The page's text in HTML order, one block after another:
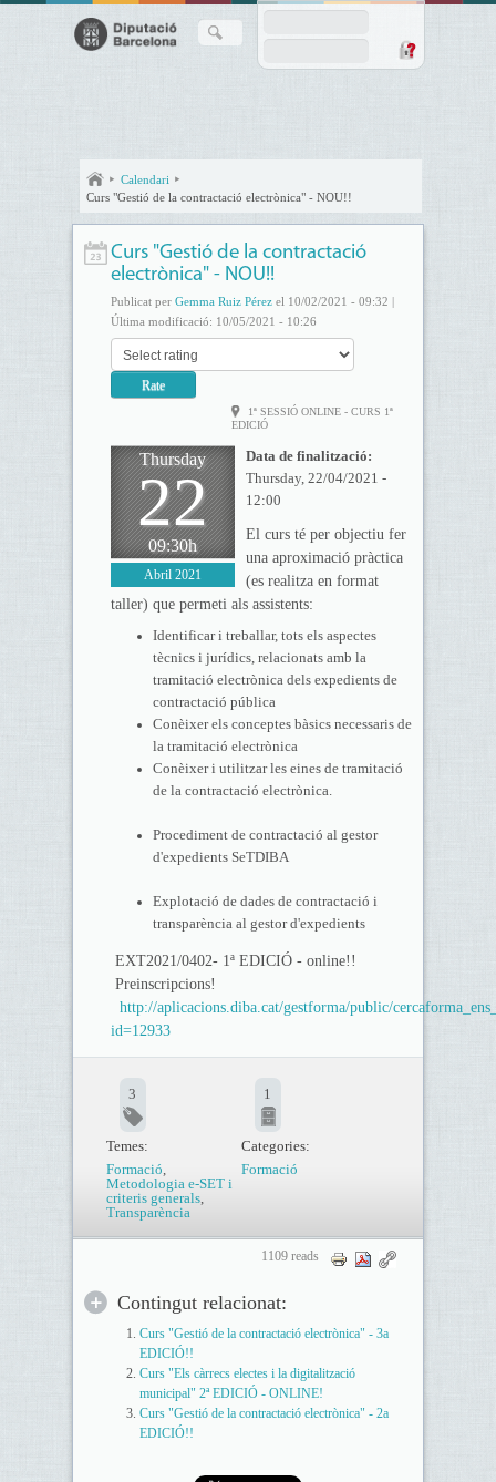
Calendari
Curs "Gestió de la contractació electrònica" - NOU!!
Curs "Gestió de la contractació
electrònica" - NOU!!
Publicat per Gemma Ruiz Pérezel 10/02/2021 - 09:32 |
Última modificació: 10/05/2021 - 10:26
1ª SESSIÓ ONLINE - CURS 1ª
EDICIÓ
Thursday
22
09:30h
Abril 2021
Data de finalització:
Thursday, 22/04/2021 -
12:00
El curs té per objectiu fer
una aproximació pràctica
(es realitza en format
taller) que permeti als assistents:
Identificar i treballar, tots els aspectes
tècnics i jurídics, relacionats amb la
tramitació electrònica dels expedients de
contractació pública
Conèixer els conceptes bàsics necessaris de
la tramitació electrònica
Conèixer i utilitzar les eines de tramitació
de la contractació electrònica.
Procediment de contractació al gestor
d'expedients SeTDIBA
Explotació de dades de contractació i
transparència al gestor d'expedients
EXT2021/0402- 1ª EDICIÓ - online!!
Preinscripcions!
http://aplicacions.diba.cat/gestforma/public/
id=12933
3
Temes:
Formació
Metodologia e-SET i
criteris generals,
Transparència
1
Categories:
Formació
1109 reads
Contingut relacionat:
Curs "Gestió de la contractació electrònica" - 3a
EDICIÓ!!
Curs "Els càrrecs electes i la digitalització
municipal" 2ª EDICIÓ - ONLINE!
Curs "Gestió de la contractació electrònica" - 2a
EDICIÓ!!